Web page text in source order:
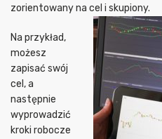
zorientowany na cel i skupiony.
Na przykład,
możesz
zapisać swój
cel, a
następnie
wyprowadzić
kroki robocze